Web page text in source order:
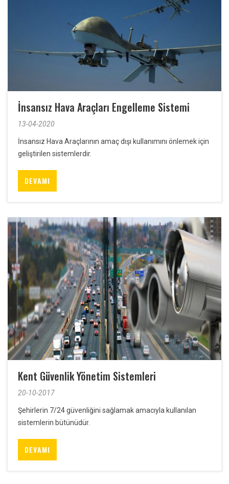
İnsansız Hava Araçları Engelleme Sistemi
13-04-2020
İnsansız Hava Araçlarının amaç dışı kullanımını önlemek için
geliştirilen sistemlerdir.
DEVAMI
Kent Güvenlik Yönetim Sistemleri
20-10-2017
Şehirlerin 7/24 güvenliğini sağlamak amacıyla kullanılan
sistemlerin bütünüdür.
DEVAMI